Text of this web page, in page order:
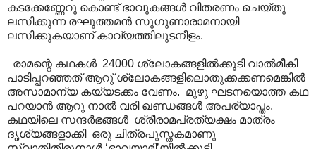
കടക്കേണ്ണേറു കൊണ്ട് ഭാവുകങ്ങള്‍ വിതരണം ചെയ്തു
ലസിക്കുന്ന രഘൂത്തമന്‍ സുഗുണാരാമനായി
ലസിക്കുകയാണ് കാവ്യത്തിലുടനീളം.
രാമന്റെ കഥകള്‍ ‍ 24000 ശ്ലോകങ്ങളില്‍ക്കൂടി വാല്‍മീകി
പാടിപ്പറഞ്ഞത് ആറു് ശ്ലോകങ്ങളിലൊതുക്കക്കണമെങ്കില്‍
അസാമാന്യ കയ്യടക്കം വേണം. മുഴു ഘടനയൊത്ത കഥ
പറയാന്‍ ആറു നാൽ വരി ഖണ്ഡങ്ങൾ‍ അപര്യാപ്തം.
കഥയിലെ സന്ദര്‍ഭങ്ങൾ‍ ശ്രീരാമപ്രത്യക്ഷം മാത്രം
ദൃശ്യങ്ങളാക്കി ഒരു ചിത്രപുസ്തകമാണു